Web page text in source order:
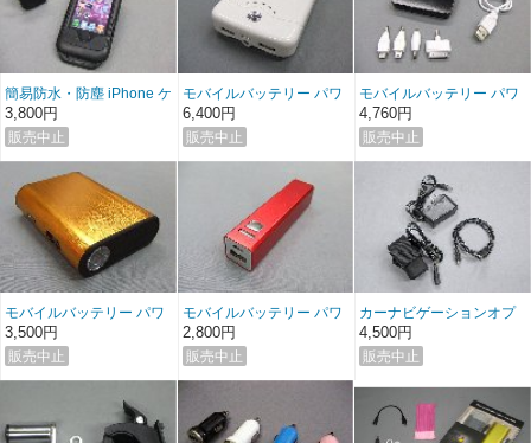
簡易防水・防塵 iPhone ケ
ースホルダ
3,800円
モバイルバッテリー パワ
ーバンク11200
6,400円
モバイルバッテリー パワ
ーバンク6000
4,760円
モバイルバッテリー パワ
ーバンク4500
3,500円
モバイルバッテリー パワ
ーバンク2600
2,800円
カーナビゲーションオプ
ション大容量バッテリー
セット
4,500円